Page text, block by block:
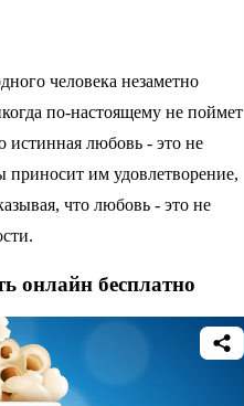
человека незаметно
по-настоящему не поймет
любовь - это не
им удовлетворение,
что любовь - это не
онлайн бесплатно